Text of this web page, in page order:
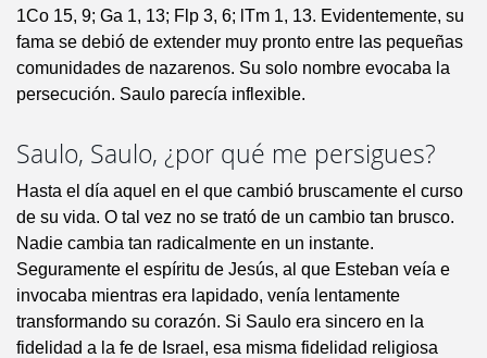
1Co 15, 9; Ga 1, 13; Flp 3, 6; lTm 1, 13. Evidentemente, su
fama se debió de extender muy pronto entre las pequeñas
comunidades de nazarenos. Su solo nombre evocaba la
persecución. Saulo parecía inflexible.
Saulo, Saulo, ¿por qué me persigues?
Hasta el día aquel en el que cambió bruscamente el curso
de su vida. O tal vez no se trató de un cambio tan brusco.
Nadie cambia tan radicalmente en un instante.
Seguramente el espíritu de Jesús, al que Esteban veía e
invocaba mientras era lapidado, venía lentamente
transformando su corazón. Si Saulo era sincero en la
fidelidad a la fe de Israel, esa misma fidelidad religiosa